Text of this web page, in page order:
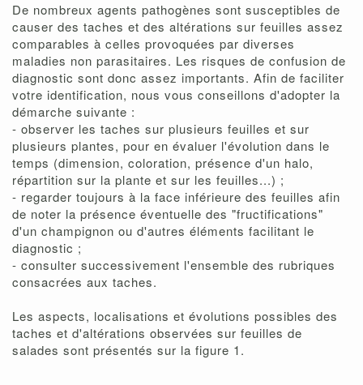
De nombreux agents pathogènes sont susceptibles de
causer des taches et des altérations sur feuilles assez
comparables à celles provoquées par diverses
maladies non parasitaires. Les risques de confusion de
diagnostic sont donc assez importants. Afin de faciliter
votre identification, nous vous conseillons d'adopter la
démarche suivante :
- observer les taches sur plusieurs feuilles et sur
plusieurs plantes, pour en évaluer l'évolution dans le
temps (dimension, coloration, présence d'un halo,
répartition sur la plante et sur les feuilles...) ;
- regarder toujours à la face inférieure des feuilles afin
de noter la présence éventuelle des "fructifications"
d'un champignon ou d'autres éléments facilitant le
diagnostic ;
- consulter successivement l'ensemble des rubriques
consacrées aux taches.
Les aspects, localisations et évolutions possibles des
taches et d'altérations observées sur feuilles de
salades sont présentés sur la figure 1.